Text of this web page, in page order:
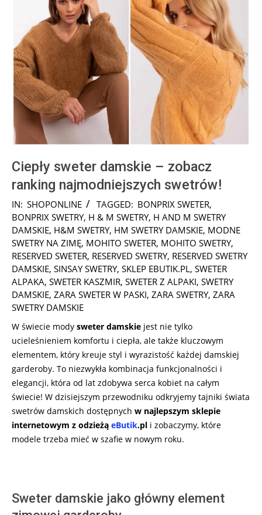
Ciepły sweter damskie – zobacz
ranking najmodniejszych swetrów!
2025-
10-
17
IN: SHOPONLINE TAGGED: BONPRIX SWETER,
BONPRIX SWETRY, H & M SWETRY, H AND M SWETRY
DAMSKIE, H&M SWETRY, HM SWETRY DAMSKIE, MODNE
SWETRY NA ZIMĘ, MOHITO SWETER, MOHITO SWETRY,
RESERVED SWETER, RESERVED SWETRY, RESERVED SWETRY
DAMSKIE, SINSAY SWETRY, SKLEP EBUTIK.PL, SWETER
ALPAKA, SWETER KASZMIR, SWETER Z ALPAKI, SWETRY
DAMSKIE, ZARA SWETER W PASKI, ZARA SWETRY, ZARA
SWETRY DAMSKIE
W świecie mody sweter damskie jest nie tylko
ucieleśnieniem komfortu i ciepła, ale także kluczowym
elementem, który kreuje styl i wyrazistość każdej damskiej
garderoby. To niezwykła kombinacja funkcjonalności i
elegancji, która od lat zdobywa serca kobiet na całym
świecie! W dzisiejszym przewodniku odkryjemy tajniki świata
swetrów damskich dostępnych w najlepszym sklepie
internetowym z odzieżą eButik.pl i zobaczymy, które
modele trzeba mieć w szafie w nowym roku.
Sweter damskie jako główny element